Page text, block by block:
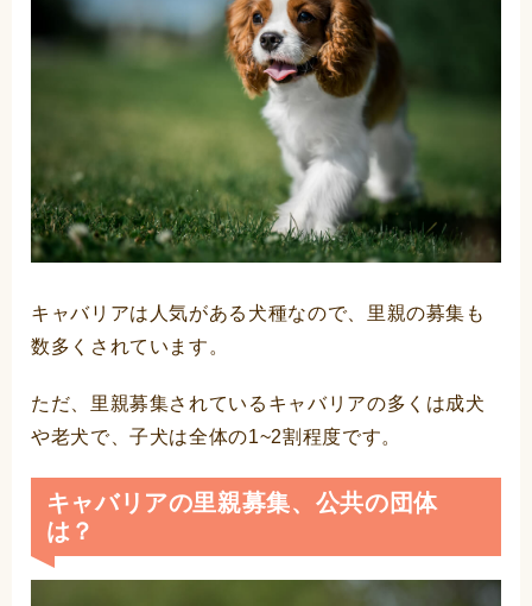
キャバリアは人気がある犬種なので、里親の募集も
数多くされています。
ただ、里親募集されているキャバリアの多くは成犬
や老犬で、子犬は全体の1~2割程度です。
キャバリアの里親募集、公共の団体
は？